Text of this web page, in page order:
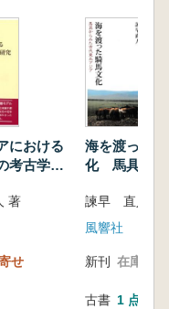
りは得られる
に飼われていた
といった具体的
なか進んでいな
はどのような景
ーラシア大陸の
えを求めて古代
る。主たるフィ
位置した大阪府
における
考古学的
著
せ
海を渡った
化 馬具から
諫早 直人 著
風響社
新刊 在庫なし
古書 1 点